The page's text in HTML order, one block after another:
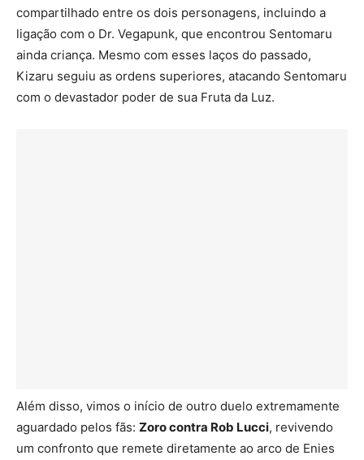
compartilhado entre os dois personagens, incluindo a
ligação com o Dr. Vegapunk, que encontrou Sentomaru
ainda criança. Mesmo com esses laços do passado,
Kizaru seguiu as ordens superiores, atacando Sentomaru
com o devastador poder de sua Fruta da Luz.
Além disso, vimos o início de outro duelo extremamente
aguardado pelos fãs: Zoro contra Rob Lucci, revivendo
um confronto que remete diretamente ao arco de Enies